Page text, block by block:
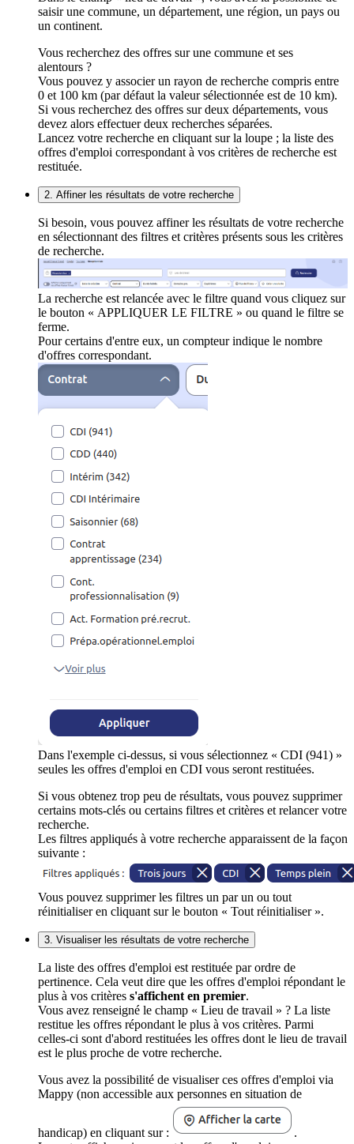
saisir une commune, un département, une région, un pays ou
un continent.
Vous recherchez des offres sur une commune et ses
alentours ?
Vous pouvez y associer un rayon de recherche compris entre
0 et 100 km (par défaut la valeur sélectionnée est de 10 km).
Si vous recherchez des offres sur deux départements, vous
devez alors effectuer deux recherches séparées.
Lancez votre recherche en cliquant sur la loupe ; la liste des
offres d'emploi correspondant à vos critères de recherche est
restituée.
2. Affiner les résultats de votre recherche
Si besoin, vous pouvez affiner les résultats de votre recherche
en sélectionnant des filtres et critères présents sous les critères
de recherche.
La recherche est relancée avec le filtre quand vous cliquez sur
le bouton « APPLIQUER LE FILTRE » ou quand le filtre se
ferme.
Pour certains d'entre eux, un compteur indique le nombre
d'offres correspondant.
Dans l'exemple ci-dessus, si vous sélectionnez « CDI (941) »
seules les offres d'emploi en CDI vous seront restituées.
Si vous obtenez trop peu de résultats, vous pouvez supprimer
certains mots-clés ou certains filtres et critères et relancer votre
recherche.
Les filtres appliqués à votre recherche apparaissent de la façon
suivante :
Vous pouvez supprimer les filtres un par un ou tout
réinitialiser en cliquant sur le bouton « Tout réinitialiser ».
3. Visualiser les résultats de votre recherche
La liste des offres d'emploi est restituée par ordre de
pertinence. Cela veut dire que les offres d'emploi répondant le
plus à vos critères s'affichent en premier.
Vous avez renseigné le champ « Lieu de travail » ? La liste
restitue les offres répondant le plus à vos critères. Parmi
celles-ci sont d'abord restituées les offres dont le lieu de travail
est le plus proche de votre recherche.
Vous avez la possibilité de visualiser ces offres d'emploi via
Mappy (non accessible aux personnes en situation de
handicap) en cliquant sur :
.